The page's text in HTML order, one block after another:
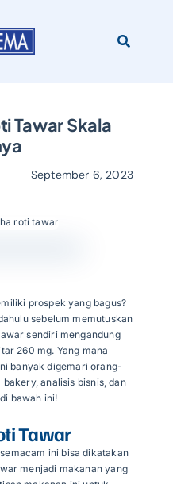
Us
Us
Tawar Skala
September 6, 2023
prospek yang bagus?
sebelum memutuskan
sendiri mengandung
260 mg. Yang mana
banyak digemari orang-
analisis bisnis, dan
bawah ini!
Tawar
ini bisa dikatakan
menjadi makanan yang